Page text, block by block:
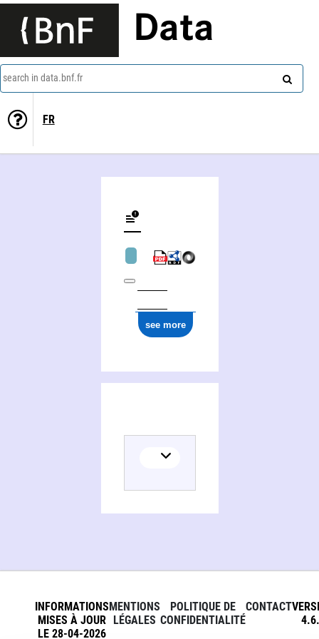
Data
search in data.bnf.fr
FR
see more
INFORMATIONS
MISES À JOUR
LE 28-04-2026
MENTIONS
LÉGALES
POLITIQUE DE
CONFIDENTIALITÉ
CONTACT